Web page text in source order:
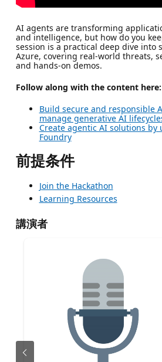
AI agents are transforming
and intelligence, but how do you
session is a practical deep dive into
Azure, covering real-world threats,
and hands-on demos.
Follow along with the content here:
Build secure and responsible
manage generative AI
Create agentic AI solutions by
Foundry
前提条件
Join the Hackathon
Learning Resources
講演者